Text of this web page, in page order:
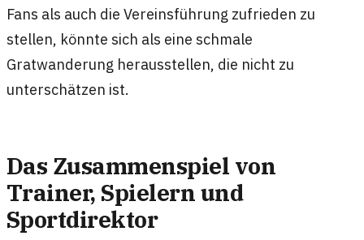
Fans als auch die Vereinsführung zufrieden zu
stellen, könnte sich als eine schmale
Gratwanderung herausstellen, die nicht zu
unterschätzen ist.
Das Zusammenspiel von
Trainer, Spielern und
Sportdirektor